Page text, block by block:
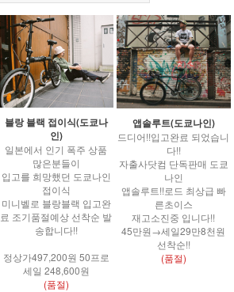
블랑 블랙 접이식(도쿄나
인)
일본에서 인기 폭주 상품
많은분들이
입고를 희망했던 도쿄나인
접이식
미니벨로 블랑블랙 입고완
료 조기품절예상 선착순 발
송합니다!!
정상가497,200원 50프로
세일 248,600원
(품절)
앱솔루트(도쿄나인)
드디어!!입고완료 되었습니
다!!
자출사닷컴 단독판매 도쿄
나인
앱솔루트!!로드 최상급 빠
른초이스
재고소진중 입니다!!
45만원→세일29만8천원
선착순!!
(품절)